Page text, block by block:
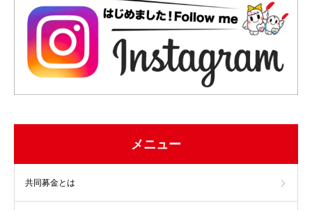
メニュー
共同募金とは